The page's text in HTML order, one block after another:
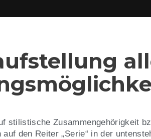
stilistische Zusammengehörigkeit
den Reiter „Serie“ in der